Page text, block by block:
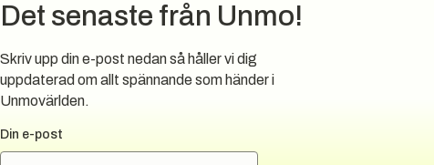
Det senaste från Unmo!
Skriv upp din e-post nedan så håller vi dig
uppdaterad om allt spännande som händer i
Unmovärlden.
Din e-post